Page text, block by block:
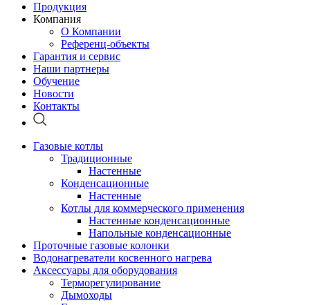
Продукция
Компания
О Компании
Референц-объекты
Гарантия и сервис
Наши партнеры
Обучение
Новости
Контакты
Газовые котлы
Традиционные
Настенные
Конденсационные
Настенные
Котлы для коммерческого применения
Настенные конденсационные
Напольные конденсационные
Проточные газовые колонки
Водонагреватели косвенного нагрева
Аксессуары для оборудования
Терморегулирование
Дымоходы